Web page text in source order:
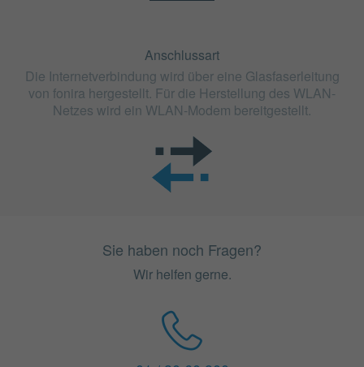
Anschlussart
Die Internetverbindung wird über eine Glasfaserleitung
von fonira hergestellt. Für die Herstellung des WLAN-
Netzes wird ein WLAN-Modem bereitgestellt.
Sie haben noch Fragen?
Wir helfen gerne.